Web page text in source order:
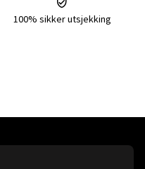
100% sikker utsjekking